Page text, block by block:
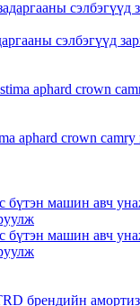
сэлбэгүүд
aphard crown camry
машин авч
машин авч